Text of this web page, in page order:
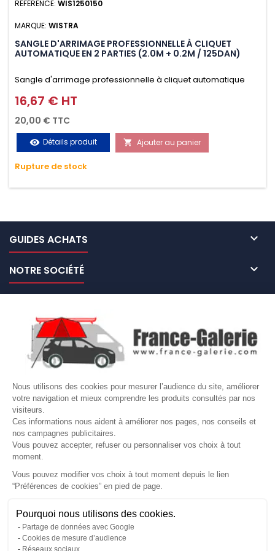
Nous utilisons des cookies pour mesurer l’audience du site, améliorer
votre navigation et mieux comprendre les produits consultés par nos
visiteurs.
Ces informations nous aident à améliorer nos pages, nos conseils et
nos campagnes publicitaires.
Vous pouvez accepter, refuser ou personnaliser vos choix à tout
moment.
Vous pouvez modifier vos choix à tout moment depuis le lien
“Préférences de cookies” en pied de page.
Pourquoi nous utilisons des cookies.
Partage de données avec Google
Cookies de mesure d’audience
Réseaux sociaux
Gérer mes cookies
RÉFÉRENCE: WIS1250150
MARQUE: WISTRA
SANGLE D'ARRIMAGE PROFESSIONNELLE À CLIQUET
AUTOMATIQUE EN 2 PARTIES (2.0M + 0.2M / 125DAN)
Sangle d'arrimage professionnelle à cliquet automatique
avec crochet S en 2 parties (2.0M + 0.2M / 125daN), simple et
rapide d'utilisation. Permet d'arrimer et de sécuriser
vos chargements pendant le transport. Matière polyester
très résistante aux UV et aux variations de températures,
n'absorbe pas l'eau.
Prix
16,67 € HT
20,00 € TTC
visibility Détails produit  Ajouter au panier
Rupture de stock
GUIDES ACHATS 
NOTRE SOCIÉTÉ 
VOTRE COMPTE 
Site protégé par reCAPTCHA.
LETTRE D'INFORMATIONS
© Copyright 2026 France Galerie. Tous droits reservés.